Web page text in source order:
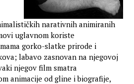
narativnih animiranih
uglavnom koriste
gorko-slatke prirode i
labavo zasnovan na njegovoj
njegov film smatra
animacije od gline i biografije,